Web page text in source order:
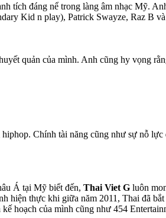
tích đáng nể trong làng âm nhạc Mỹ.
Kid n play), Patrick Swayze, Raz B
quản của mình. Anh cũng hy vọng
Chính tài năng cũng như sự nỗ
Á tại Mỹ biết đến, Thai Viet G luôn
hiện thực khi giữa năm 2011, Thai đã
hoạch của mình cũng như 454